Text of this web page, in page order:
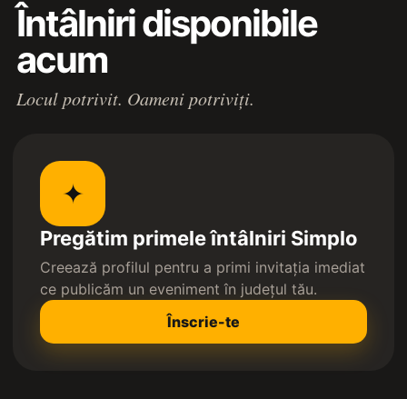
Întâlniri disponibile
acum
Locul potrivit. Oameni potriviți.
✦
Pregătim primele întâlniri Simplo
Creează profilul pentru a primi invitația imediat
ce publicăm un eveniment în județul tău.
Înscrie-te